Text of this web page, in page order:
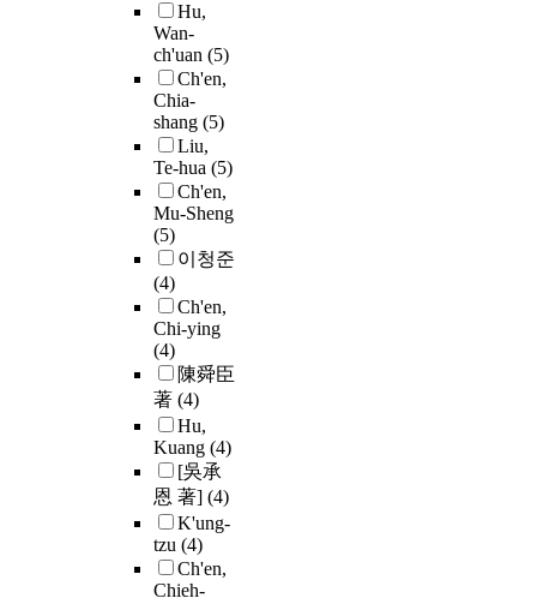
Hu,
Wan-
ch'uan (5)
Ch'en,
Chia-
shang (5)
Liu,
Te-hua (5)
Ch'en,
Mu-Sheng
(5)
이청준
(4)
Ch'en,
Chi-ying
(4)
陳舜臣
著 (4)
Hu,
Kuang (4)
[吳承
恩 著] (4)
K'ung-
tzu (4)
Ch'en,
Chieh-